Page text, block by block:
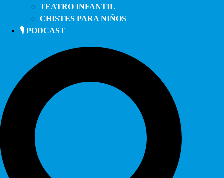
TEATRO INFANTIL
CHISTES PARA NIÑOS
🎙️ PODCAST